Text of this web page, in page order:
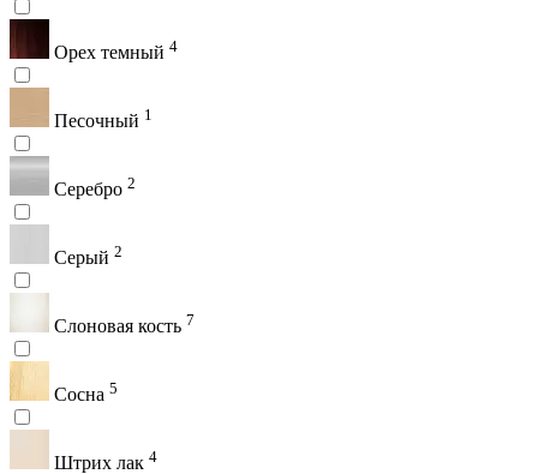
Орех темный 4
Песочный 1
Серебро 2
Серый 2
Слоновая кость 7
Сосна 5
Штрих лак 4